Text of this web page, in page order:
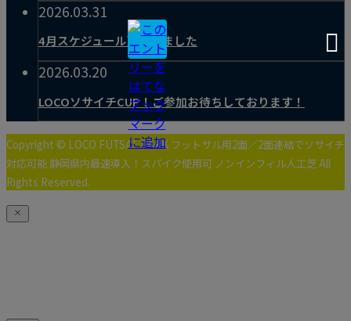
2026.03.31
4月スケジュール更新しました
2026.03.20
LOCOソサイチCUP！ご参加お待ちしております！
Copyright © LOCO FUTSAL PARK フットサル用2面／2面連結でソサイチ
対応可能 静岡県内最速導入！スパイク使用可 ノンインフィル人工芝 All
Rights Reserved.